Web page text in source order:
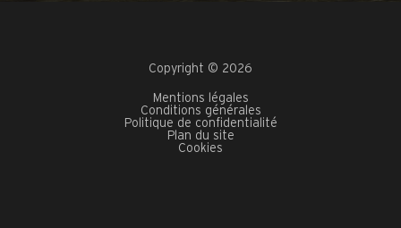
Copyright © 2026
Mentions légales
Conditions générales
Politique de confidentialité
Plan du site
Cookies